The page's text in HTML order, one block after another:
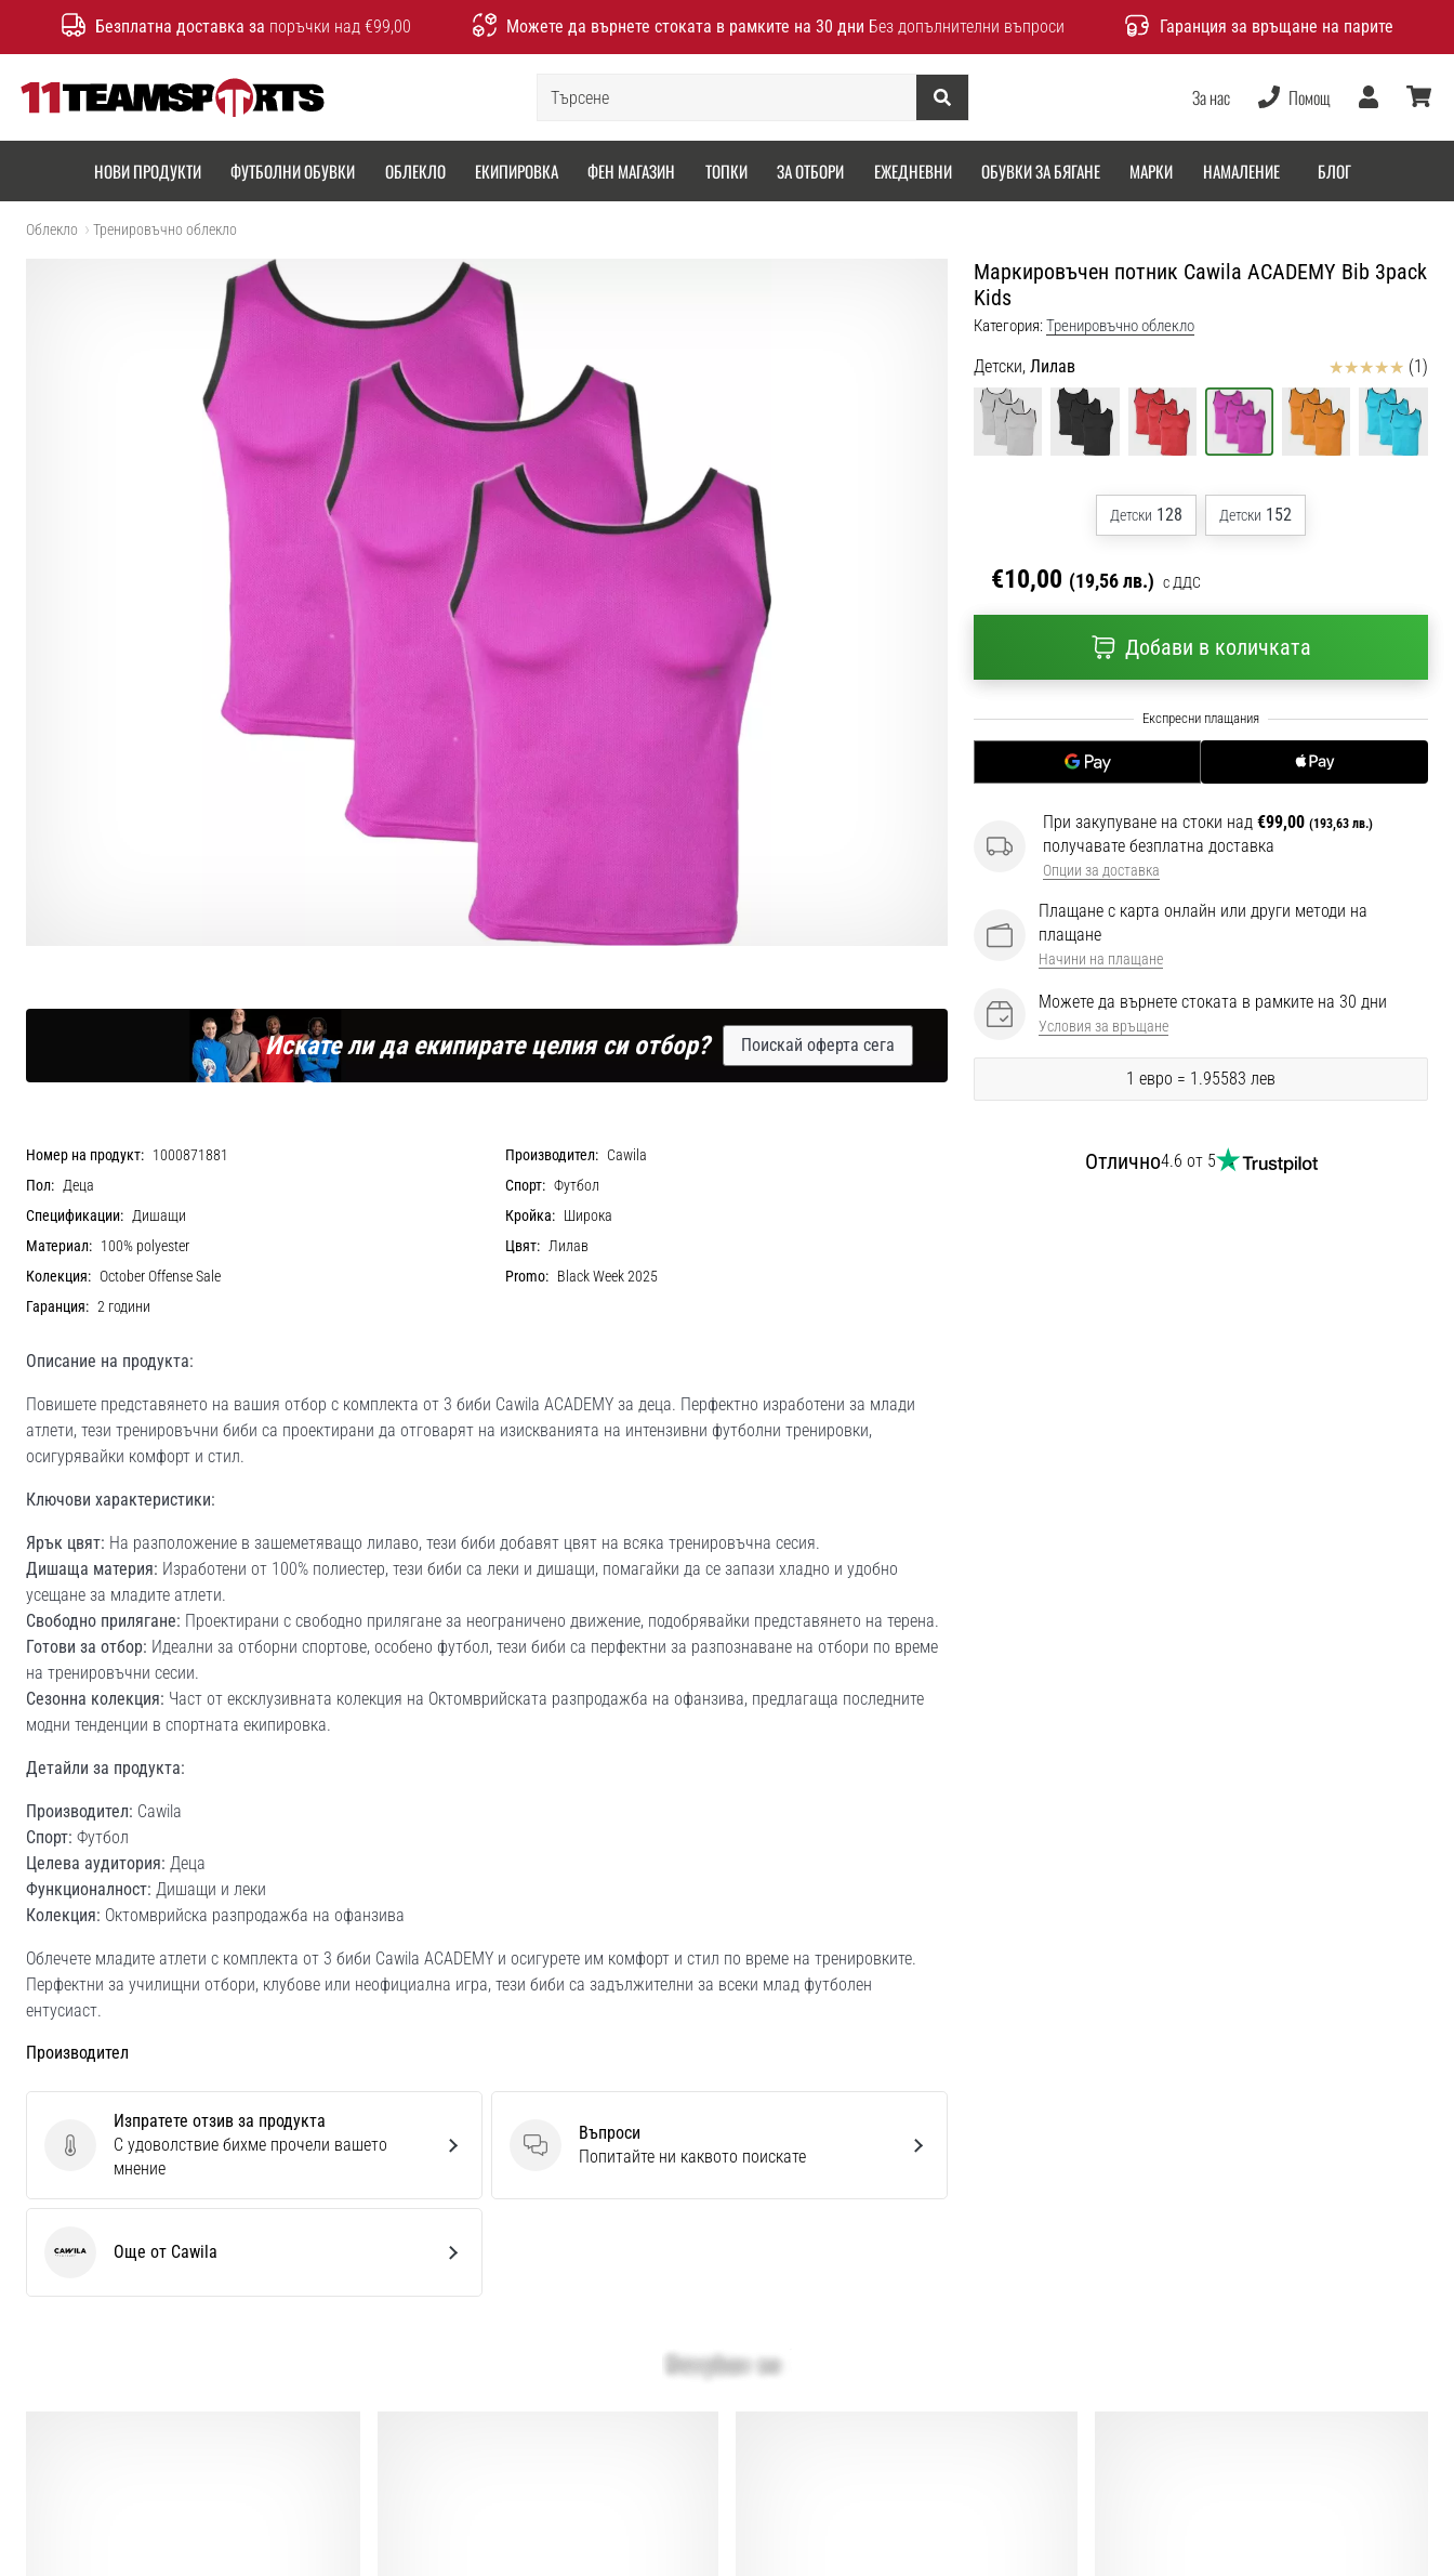
Безплатна доставка за поръчки над €99,00 Можете да върнете стоката в рамките на 30 дни Без допълнителни въпроси Гаранция за връщане на парите
Търсене
За нас Помощ
Потребител
НОВИ ПРОДУКТИ ФУТБОЛНИ ОБУВКИ ОБЛЕКЛО ЕКИПИРОВКА ФЕН МАГАЗИН ТОПКИ ЗА ОТБОРИ ЕЖЕДНЕВНИ ОБУВКИ ЗА БЯГАНЕ МАРКИ НАМАЛЕНИЕ БЛОГ
Облекло Тренировъчно облекло
Маркировъчен потник Cawila ACADEMY Bib 3pack
Kids
Категория:Тренировъчно облекло
Детски, Лилав Отзиви (1)
Детски 128 Детски 152
€10,00 (19,56 лв.) с ДДС
Добави в количката
При закупуване на стоки над €99,00 (193,63 лв.)
получавате безплатна доставка
Опции за доставка
Плащане с карта онлайн или други методи на
плащане
Начини на плащане
Можете да върнете стоката в рамките на 30 дни
Условия за връщане
1 евро = 1.95583 лев
Отлично4.6 от 5
Искате ли да екипирате целия си отбор? Поискай оферта сега
Номер на продукт: 1000871881 Производител: Cawila
Пол: Деца Спорт: Футбол
Спецификации: Дишащи Кройка: Широка
Материал: 100% polyester Цвят: Лилав
Колекция: October Offense Sale Promo: Black Week 2025
Гаранция: 2 години
Описание на продукта:
Повишете представянето на вашия отбор с комплекта от 3 биби Cawila ACADEMY за деца. Перфектно изработени за млади
атлети, тези тренировъчни биби са проектирани да отговарят на изискванията на интензивни футболни тренировки,
осигурявайки комфорт и стил.
Ключови характеристики:
Ярък цвят: На разположение в зашеметяващо лилаво, тези биби добавят цвят на всяка тренировъчна сесия.
Дишаща материя: Изработени от 100% полиестер, тези биби са леки и дишащи, помагайки да се запази хладно и удобно
усещане за младите атлети.
Свободно прилягане: Проектирани с свободно прилягане за неограничено движение, подобрявайки представянето на терена.
Готови за отбор: Идеални за отборни спортове, особено футбол, тези биби са перфектни за разпознаване на отбори по време
на тренировъчни сесии.
Сезонна колекция: Част от ексклузивната колекция на Октомврийската разпродажба на офанзива, предлагаща последните
модни тенденции в спортната екипировка.
Детайли за продукта:
Производител: Cawila
Спорт: Футбол
Целева аудитория: Деца
Функционалност: Дишащи и леки
Колекция: Октомврийска разпродажба на офанзива
Облечете младите атлети с комплекта от 3 биби Cawila ACADEMY и осигурете им комфорт и стил по време на тренировките.
Перфектни за училищни отбори, клубове или неофициална игра, тези биби са задължителни за всеки млад футболен
ентусиаст.
Производител
Изпратете отзив за продукта
Изпратете отзив за продукта
С удоволствие бихме прочели вашето
мнение
Въпроси
Въпроси
Попитайте ни каквото поискате
Cawila Още от Cawila